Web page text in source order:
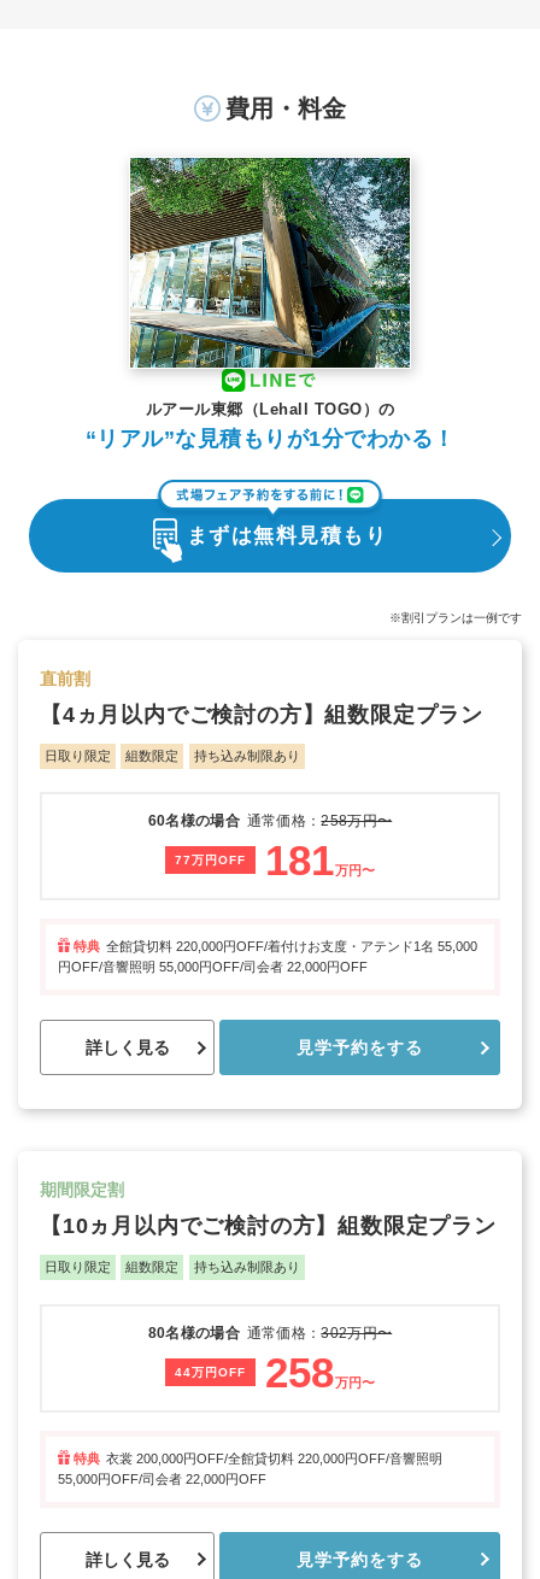
費用・料金
ルアール東郷（Lehall TOGO）の
“リアル”な見積もりが1分でわかる！
まずは無料見積もり
※割引プランは一例です
直前割
【4ヵ月以内でご検討の方】組数限定プラン
日取り限定 組数限定 持ち込み制限あり
60名様の場合 通常価格：258万円〜
77万円OFF 181万円〜
特典 全館貸切料 220,000円OFF/着付けお支度・アテンド1名 55,000
円OFF/音響照明 55,000円OFF/司会者 22,000円OFF
詳しく見る 見学予約をする
期間限定割
【10ヵ月以内でご検討の方】組数限定プラン
日取り限定 組数限定 持ち込み制限あり
80名様の場合 通常価格：302万円〜
44万円OFF 258万円〜
特典 衣裳 200,000円OFF/全館貸切料 220,000円OFF/音響照明
55,000円OFF/司会者 22,000円OFF
詳しく見る 見学予約をする